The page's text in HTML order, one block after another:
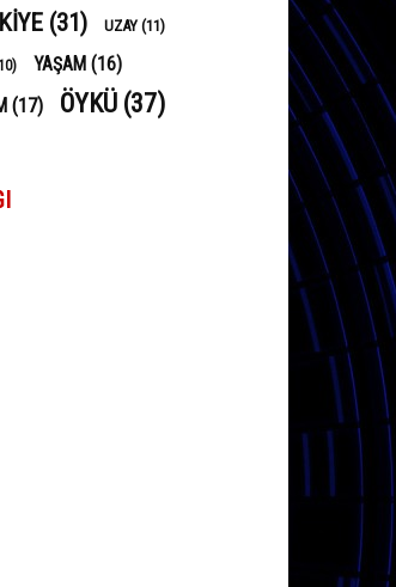
(31) UZAY (11)
YAŞAM (16)
(17) ÖYKÜ (37)